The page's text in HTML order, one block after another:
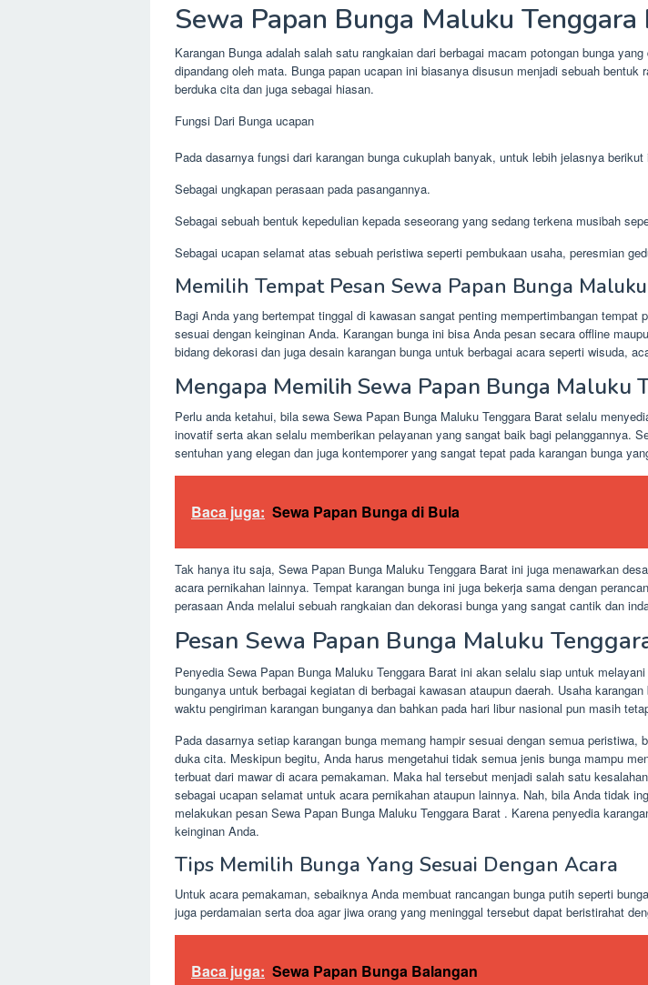
Sewa Papan Bunga Maluku
Karangan Bunga adalah salah satu rangkaian dari berbagai macam potongan bunga
dipandang oleh mata. Bunga papan ucapan ini biasanya disusun menjadi sebuah
berduka cita dan juga sebagai hiasan.
Fungsi Dari Bunga ucapan
Pada dasarnya fungsi dari karangan bunga cukuplah banyak, untuk lebih jelasnya
Sebagai ungkapan perasaan pada pasangannya.
Sebagai sebuah bentuk kepedulian kepada seseorang yang sedang terkena musibah
Sebagai ucapan selamat atas sebuah peristiwa seperti pembukaan usaha, peresmian
Memilih Tempat Pesan Sewa Papan Bunga
Bagi Anda yang bertempat tinggal di kawasan sangat penting mempertimbangan
sesuai dengan keinginan Anda. Karangan bunga ini bisa Anda pesan secara offline
bidang dekorasi dan juga desain karangan bunga untuk berbagai acara seperti wisuda,
Mengapa Memilih Sewa Papan Bunga Maluku
Perlu anda ketahui, bila sewa Sewa Papan Bunga Maluku Tenggara Barat selalu
inovatif serta akan selalu memberikan pelayanan yang sangat baik bagi pelanggannya.
sentuhan yang elegan dan juga kontemporer yang sangat tepat pada karangan bunga
Baca juga: Sewa Papan Bunga di Bula
Tak hanya itu saja, Sewa Papan Bunga Maluku Tenggara Barat ini juga menawarkan
acara pernikahan lainnya. Tempat karangan bunga ini juga bekerja sama dengan
perasaan Anda melalui sebuah rangkaian dan dekorasi bunga yang sangat cantik dan
Pesan Sewa Papan Bunga Maluku
Penyedia Sewa Papan Bunga Maluku Tenggara Barat ini akan selalu siap untuk
bunganya untuk berbagai kegiatan di berbagai kawasan ataupun daerah. Usaha
waktu pengiriman karangan bunganya dan bahkan pada hari libur nasional pun masih
Pada dasarnya setiap karangan bunga memang hampir sesuai dengan semua peristiwa,
duka cita. Meskipun begitu, Anda harus mengetahui tidak semua jenis bunga mampu
terbuat dari mawar di acara pemakaman. Maka hal tersebut menjadi salah satu
sebagai ucapan selamat untuk acara pernikahan ataupun lainnya. Nah, bila Anda tidak
melakukan pesan Sewa Papan Bunga Maluku Tenggara Barat . Karena penyedia
keinginan Anda.
Tips Memilih Bunga Yang Sesuai Dengan Acara
Untuk acara pemakaman, sebaiknya Anda membuat rancangan bunga putih seperti
juga perdamaian serta doa agar jiwa orang yang meninggal tersebut dapat beristirahat
Baca juga: Sewa Papan Bunga Balangan